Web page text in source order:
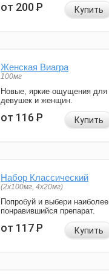
от 200Р Купить
Женская Виагра
100мг
Новые, яркие ощущения для
девушек и женщин.
от 116Р Купить
Набор Классический
(2x100мг, 4x20мг)
Попробуй и выбери наиболее
понравившийся препарат.
от 117Р Купить